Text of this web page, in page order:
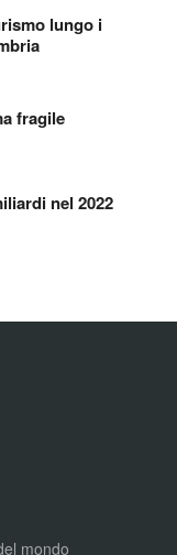
lungo i
fragile
nel 2022
mondo